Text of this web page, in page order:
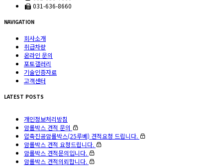
031-636-8660
NAVIGATION
회사소개
취급차량
온라인 문의
포토갤러리
기술인증자료
고객센터
LATEST POSTS
개인정보처리방침
암롤박스 견적 문의
압축진공암롤박스(25루베) 견적요청 드립니다.
암롤박스 견적 요청드립니다.
암롤박스 견적문의입니다.
암롤박스 견적의뢰합니다.